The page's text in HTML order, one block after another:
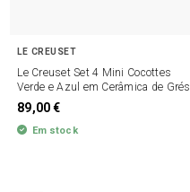
LE CREUSET
Le Creuset Set 4 Mini Cocottes
Verde e Azul em Cerâmica de Grés
89,00 €
Em stock